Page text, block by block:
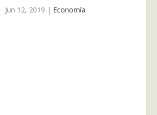
Jun 12, 2019 | Economía